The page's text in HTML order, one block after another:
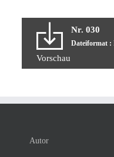
Nr. 030
Dateiformat :
Vorschau
Autor